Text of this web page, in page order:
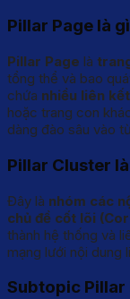
Pillar Page là
Pillar Page là
tổng thể và bao
chứa nhiều liên
hoặc trang con
dàng đào sâu vào
Pillar Cluster
Đây là nhóm các
chủ đề cốt lõi
thành hệ thống và
mạng lưới nội dung
Subtopic Pillar